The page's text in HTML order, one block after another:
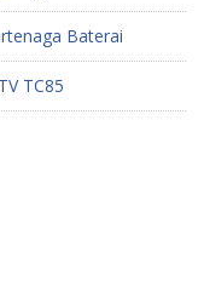
Baterai
TC85